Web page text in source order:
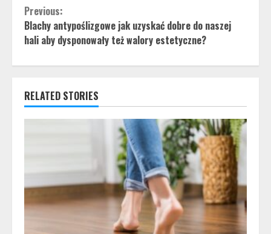
Continue
Reading
Previous:
Blachy antypoślizgowe jak uzyskać dobre do naszej
hali aby dysponowały też walory estetyczne?
RELATED STORIES